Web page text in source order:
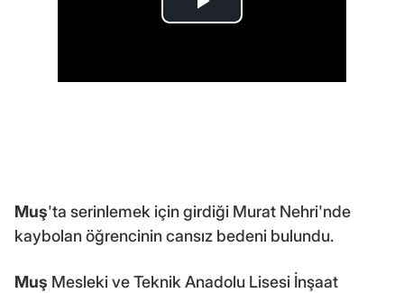
Muş'ta serinlemek için girdiği Murat Nehri'nde
kaybolan öğrencinin cansız bedeni bulundu.
Muş Mesleki ve Teknik Anadolu Lisesi İnşaat